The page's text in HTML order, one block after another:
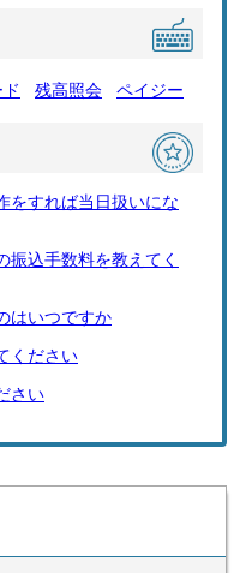
残高照会 ペイジー
をすれば当日扱いにな
振込手数料を教えてく
はいつですか
ください
さい